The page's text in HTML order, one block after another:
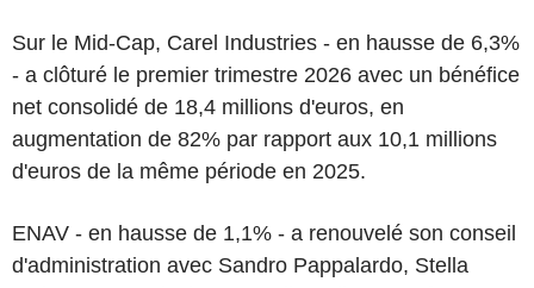
Sur le Mid-Cap, Carel Industries - en hausse de 6,3%
- a clôturé le premier trimestre 2026 avec un bénéfice
net consolidé de 18,4 millions d'euros, en
augmentation de 82% par rapport aux 10,1 millions
d'euros de la même période en 2025.
ENAV - en hausse de 1,1% - a renouvelé son conseil
d'administration avec Sandro Pappalardo, Stella